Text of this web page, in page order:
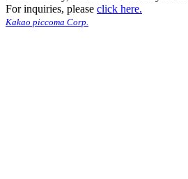
For inquiries, please click here.
Kakao piccoma Corp.